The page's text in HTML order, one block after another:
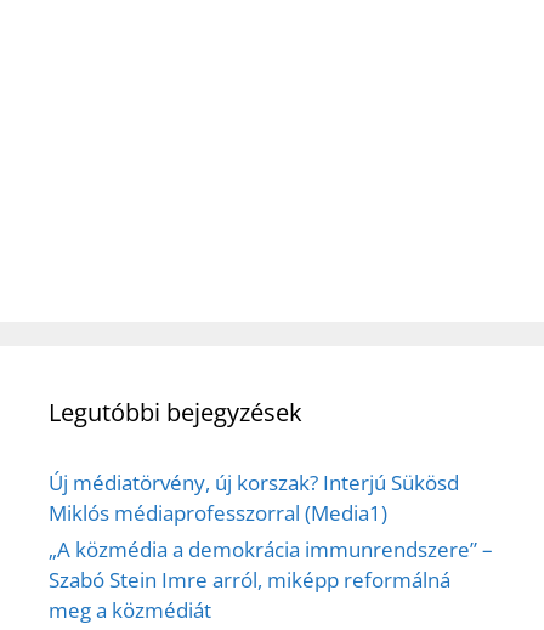
Legutóbbi bejegyzések
Új médiatörvény, új korszak? Interjú Sükösd
Miklós médiaprofesszorral (Media1)
„A közmédia a demokrácia immunrendszere” –
Szabó Stein Imre arról, miképp reformálná
meg a közmédiát